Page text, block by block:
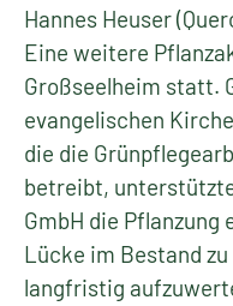
Hannes Heuser
Eine weitere
Großseelheim statt.
evangelischen
die die
betreibt,
GmbH die Pflanzung
Lücke im Bestand
langfristig